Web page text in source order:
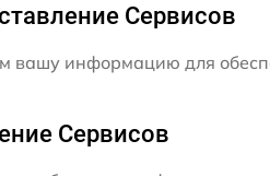
Сервисов
вашу информацию для
Сервисов